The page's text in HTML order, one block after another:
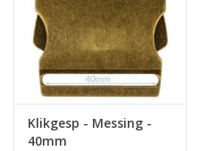
Klikgesp - Messing -
40mm